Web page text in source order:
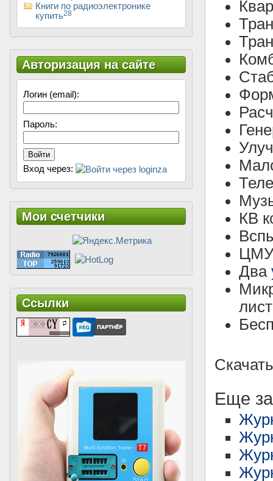
КВ
ЦМУ
Два
Еще
Книги по радиоэлектронике
купить28
Авторизация на сайте
Логин (email):
Пароль:
Войти
Вход через:
Мои счетчики
Ссылки